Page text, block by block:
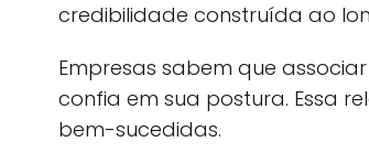
credibilidade construída ao
Empresas sabem que
confia em sua postura. Essa
bem-sucedidas.